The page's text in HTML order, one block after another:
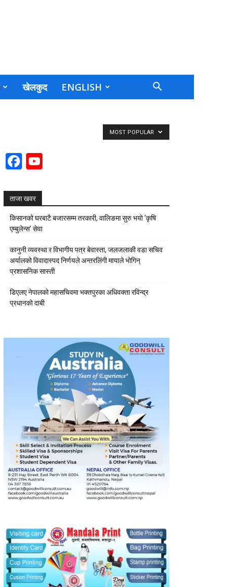
खेलकुद ENGLISH
MOST POPULAR
Facebook
ताजा खवर
किसानको घरबाटै बजारसम्म तरकारी, वालिङमा सुरु भयो ‘कृषि
एम्बुलेन्स’ सेवा
कानुनी व्यवस्था र विभागीय पत्र बेवास्ता, जलजलाकी वडा सचिव
अर्यालको विवादास्पद निर्णयले अन्तरलिंगी मायाले भोगिन्
प्रशासनिक सास्ती
डिएलए नेपालको महासचिवमा भक्तपुरका अधिवक्ता रविन्द्र
प्रधानको दाबी